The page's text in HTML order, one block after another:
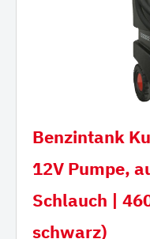
Benzintank
12V Pumpe,
Schlauch |
schwarz)